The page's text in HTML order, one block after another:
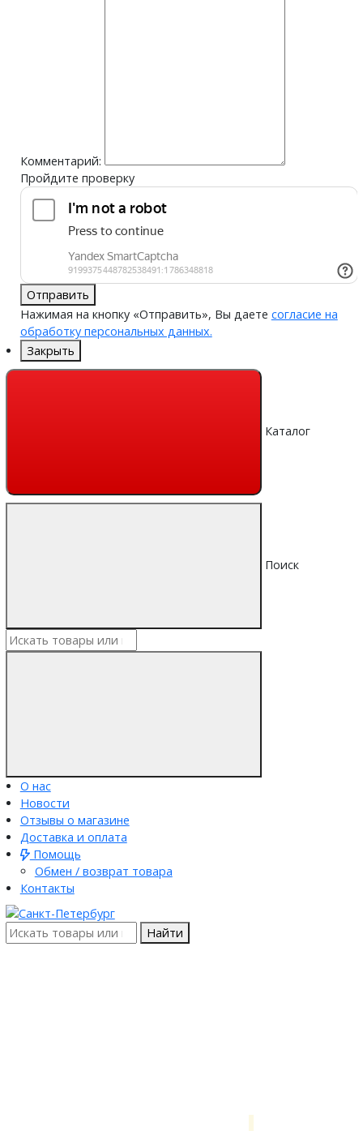
Комментарий:
Пройдите проверку
Отправить
Нажимая на кнопку «Отправить», Вы даете согласие на
обработку персональных данных.
Закрыть
Каталог
Поиск
О нас
Новости
Отзывы о магазине
Доставка и оплата
Помощь
Обмен / возврат товара
Контакты
Найти